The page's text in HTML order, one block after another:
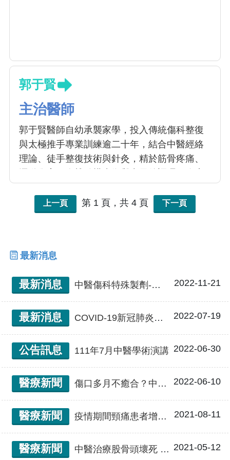
郭于賢
主治醫師
郭于賢醫師自幼承襲家學，投入傳統傷科整復
與太極推手專業訓練逾二十年，結合中醫經絡
理論、徒手整復技術與針灸，精於筋骨疼痛、
理，導入患者衛教與居家復健，提升治療效
果，強化病患自我調養的能力，並致力於推廣
語言解說病情，建立醫病間良好溝通與信任。
上一頁 第 1 頁，共 4 頁 下一頁
最新消息
最新消息 中醫傷科特殊製劑-內服外敷，雙管齊下 2022-11-21
最新消息 COVID-19新冠肺炎後遺症 中西醫照護門診 – 針灸傷科 2022-07-19
公告訊息 111年7月中醫學術演講 2022-06-30
醫療新聞 傷口多月不癒合？中醫教你5步驟對治褥瘡 2022-06-10
醫療新聞 疫情期間頸痛患者增加 改良式針灸「浮針」舒緩頸部不適 2021-08-11
醫療新聞 中醫治療股骨頭壞死 延緩人工髖關節置換 2021-05-12